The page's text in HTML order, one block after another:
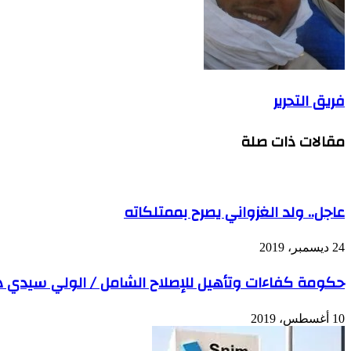
فريق التحرير
مقالات ذات صلة
عاجل.. ولد الغزواني يصرح بممتلكاته
24 ديسمبر، 2019
حكومة كفاءات وتأهيل للإصلاح الشامل / الولي سيدي
10 أغسطس، 2019